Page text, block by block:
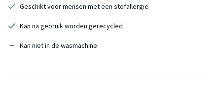
Geschikt voor mensen met een stofallergie
Kan na gebruik worden gerecycled
Kan niet in de wasmachine